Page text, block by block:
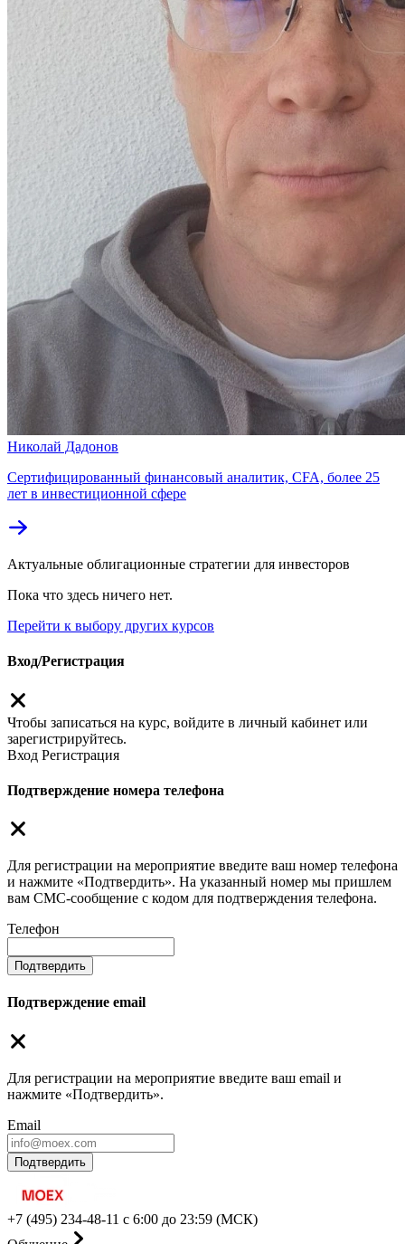
Николай Дадонов
Cертифицированный финансовый аналитик, CFA, более 25
лет в инвестиционной сфере
Актуальные облигационные стратегии для инвесторов
Пока что здесь ничего нет.
Перейти к выбору других курсов
Вход/Регистрация
Чтобы записаться на курс, войдите в личный кабинет или
зарегистрируйтесь.
Вход Регистрация
Подтверждение номера телефона
Для регистрации на мероприятие введите ваш номер телефона
и нажмите «Подтвердить». На указанный номер мы пришлем
вам СМС-сообщение с кодом для подтверждения телефона.
Телефон
Подтвердить
Подтверждение email
Для регистрации на мероприятие введите ваш email и
нажмите «Подтвердить».
Email
Подтвердить
+7 (495) 234-48-11 с 6:00 до 23:59 (МСК)